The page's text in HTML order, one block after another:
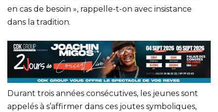
en cas de besoin », rappelle-t-on avec insistance
dans la tradition.
Durant trois années consécutives, les jeunes sont
appelés à s’affirmer dans ces joutes symboliques,